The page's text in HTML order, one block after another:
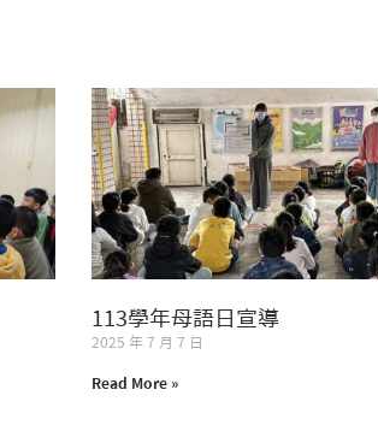
113學年母語日宣導
2025 年 7 月 7 日
Read More »